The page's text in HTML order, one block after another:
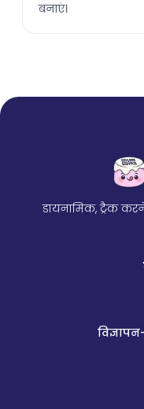
बनाएं।
डायनामिक, ट्रैक